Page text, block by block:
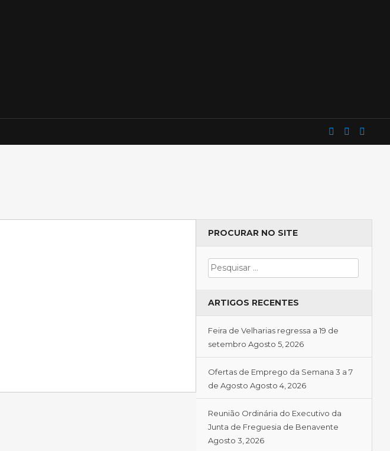
PROCURAR NO SITE
ARTIGOS RECENTES
Feira de Velharias regressa a 19 de
setembro Agosto 5, 2026
Ofertas de Emprego da Semana 3 a 7
de Agosto Agosto 4, 2026
Reunião Ordinária do Executivo da
Junta de Freguesia de Benavente
Agosto 3, 2026